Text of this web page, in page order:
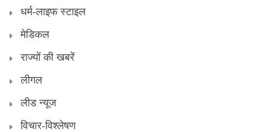
धर्म-लाइफ स्टाइल
मेडिकल
राज्यों की खबरें
लीगल
लीड न्यूज
विचार-विश्लेषण